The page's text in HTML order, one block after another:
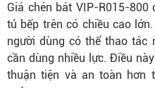
Giá chén bát VIP-R015-
tủ bếp trên có chiều cao
người dùng có thể thao tác
cần dùng nhiều lực. Điều
thuận tiện và an toàn hơn